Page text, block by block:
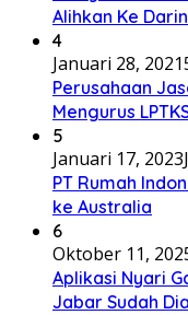
Alihkan Ke
4
Januari 28, 2021
Perusahaan
Mengurus
5
Januari 17, 2023
PT Rumah
ke Australia
6
Oktober 11,
Aplikasi Nyari
Jabar Sudah